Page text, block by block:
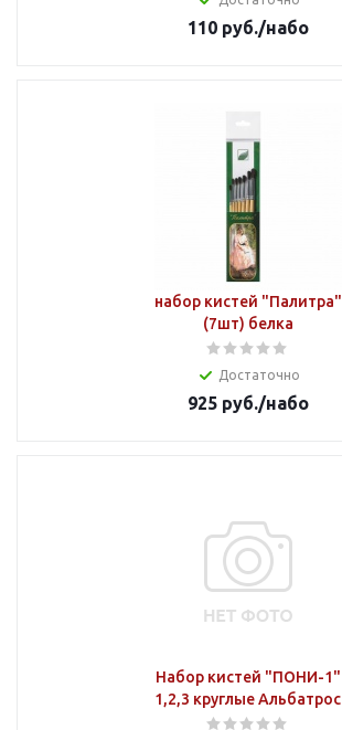
110руб./набо
набор кистей "Палитра"
(7шт) белка
Достаточно
925руб./набо
Набор кистей "ПОНИ-1"
1,2,3 круглые Альбатрос